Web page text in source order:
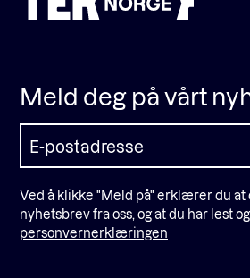
Meld deg på vårt
Ved å klikke "Meld på" erklærer du at
nyhetsbrev fra oss, og at du har lest
personvernerklæringen